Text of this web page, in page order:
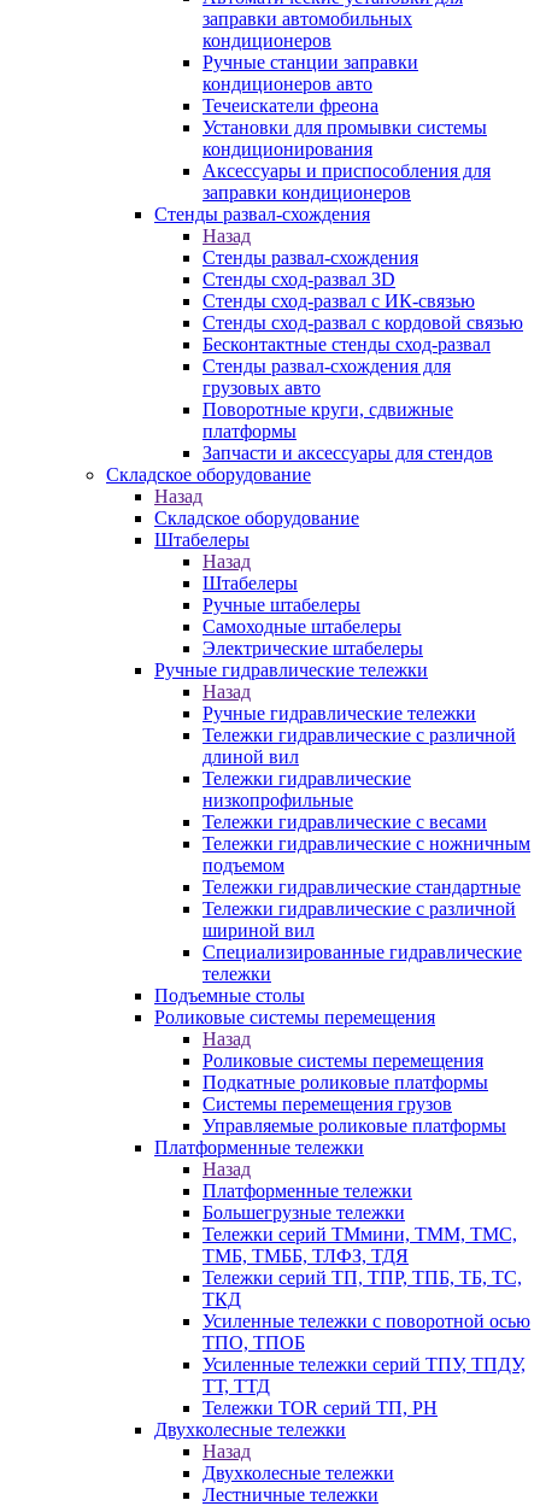
заправки автомобильных
кондиционеров
Ручные станции заправки
кондиционеров авто
Течеискатели фреона
Установки для промывки системы
кондиционирования
Аксессуары и приспособления для
заправки кондиционеров
Стенды развал-схождения
Назад
Стенды развал-схождения
Стенды сход-развал 3D
Стенды сход-развал с ИК-связью
Стенды сход-развал с кордовой связью
Бесконтактные стенды сход-развал
Стенды развал-схождения для
грузовых авто
Поворотные круги, сдвижные
платформы
Запчасти и аксессуары для стендов
Складское оборудование
Назад
Складское оборудование
Штабелеры
Назад
Штабелеры
Ручные штабелеры
Самоходные штабелеры
Электрические штабелеры
Ручные гидравлические тележки
Назад
Ручные гидравлические тележки
Тележки гидравлические с различной
длиной вил
Тележки гидравлические
низкопрофильные
Тележки гидравлические с весами
Тележки гидравлические с ножничным
подъемом
Тележки гидравлические стандартные
Тележки гидравлические с различной
шириной вил
Специализированные гидравлические
тележки
Подъемные столы
Роликовые системы перемещения
Назад
Роликовые системы перемещения
Подкатные роликовые платформы
Системы перемещения грузов
Управляемые роликовые платформы
Платформенные тележки
Назад
Платформенные тележки
Большегрузные тележки
Тележки серий ТМмини, ТММ, ТМС,
ТМБ, ТМББ, ТЛФЗ, ТДЯ
Тележки серий ТП, ТПР, ТПБ, ТБ, ТС,
ТКД
Усиленные тележки с поворотной осью
ТПО, ТПОБ
Усиленные тележки серий ТПУ, ТПДУ,
ТТ, ТТД
Тележки TOR серий ТП, PH
Двухколесные тележки
Назад
Двухколесные тележки
Лестничные тележки